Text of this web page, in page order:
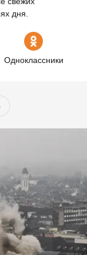
дня.
Одноклассники